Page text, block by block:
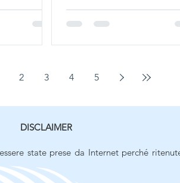
che parla
ai
2 3 4 5
DISCLAIMER
state prese da Internet perché